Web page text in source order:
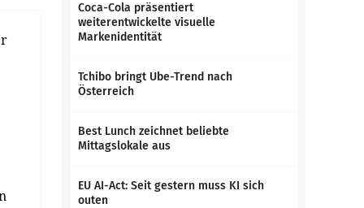
Coca-Cola präsentiert
weiterentwickelte visuelle
Markenidentität
Tchibo bringt Ube-Trend nach
Österreich
Best Lunch zeichnet beliebte
Mittagslokale aus
EU AI-Act: Seit gestern muss KI sich
outen